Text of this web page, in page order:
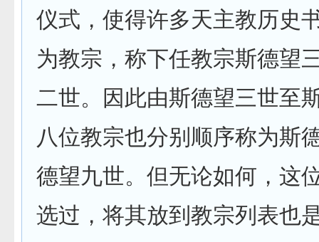
仪式，使得许多天主教历史
为教宗，称下任教宗斯德望
二世。因此由斯德望三世至
八位教宗也分别顺序称为斯
德望九世。但无论如何，这
选过，将其放到教宗列表也